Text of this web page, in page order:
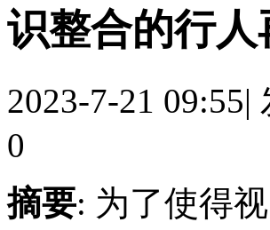
识整合的行
2023-7-21 09:55|
0
摘要: 为了使得